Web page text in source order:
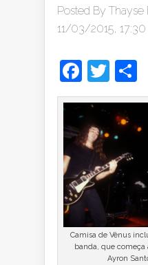
Posted By Thayse
11/03/2015, 17:30
Camisa de Vênus
banda, que começa
Ayron